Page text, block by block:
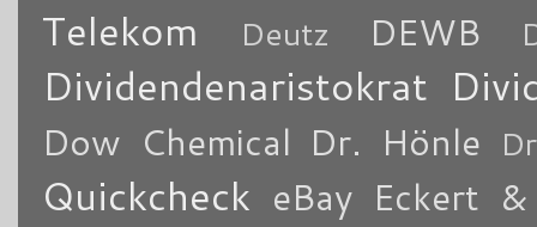
Telekom Deutz DEWB
Dividendenaristokrat
Dow Chemical Dr. Hönle
Quickcheck eBay Eckert